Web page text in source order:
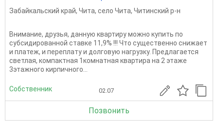
Забайкальский край, Чита, село Чита, Читинский р-н
Внимание, друзья, данную квартиру можно купить по
субсидированной ставке 11,9% !!! Что существенно снижает
и платеж, и переплату и долговую нагрузку. Предлагается
светлая, компактная 1комнатная квартира на 2 этаже
3этажного кирпичного...
Собственник 02.07
Позвонить